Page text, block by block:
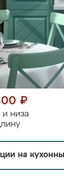
₽
и низа
на